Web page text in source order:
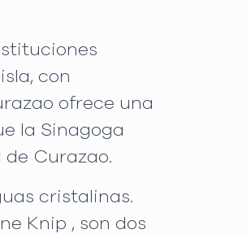
con
ofrece una
la Sinagoga
Curazao.
cristalinas.
Knip , son dos